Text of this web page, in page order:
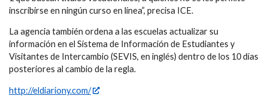
inscribirse en ningún curso en línea”, precisa ICE.
La agencia también ordena a las escuelas actualizar su
información en el Sistema de Información de Estudiantes y
Visitantes de Intercambio (SEVIS, en inglés) dentro de los 10 días
posteriores al cambio de la regla.
http://eldiariony.com/